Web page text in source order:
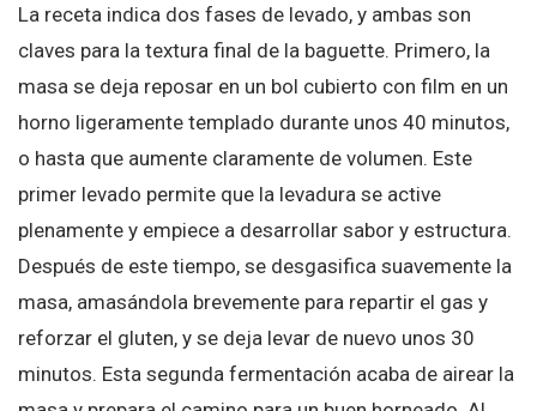
La receta indica dos fases de levado, y ambas son
claves para la textura final de la baguette. Primero, la
masa se deja reposar en un bol cubierto con film en un
horno ligeramente templado durante unos 40 minutos,
o hasta que aumente claramente de volumen. Este
primer levado permite que la levadura se active
plenamente y empiece a desarrollar sabor y estructura.
Después de este tiempo, se desgasifica suavemente la
masa, amasándola brevemente para repartir el gas y
reforzar el gluten, y se deja levar de nuevo unos 30
minutos. Esta segunda fermentación acaba de airear la